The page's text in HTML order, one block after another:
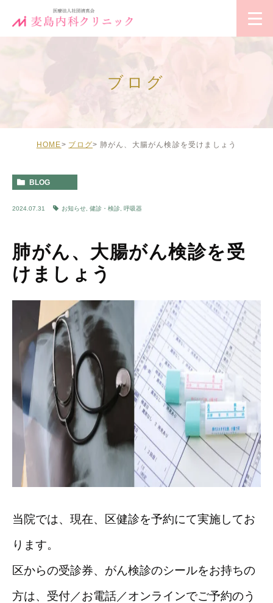
ブログ
HOME ブログ 肺がん、大腸がん検診を受けましょう
BLOG
2024.07.31 お知らせ 健診・検診 呼吸器
肺がん、大腸がん検診を受
けましょう
当院では、現在、区健診を予約にて実施してお
ります。
区からの受診券、がん検診のシールをお持ちの
方は、受付／お電話／オンラインでご予約のう